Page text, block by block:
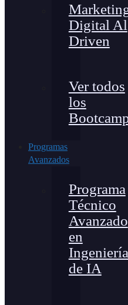
Digital Al
Driven
Ver todos
los
Programas
Avanzados
Programa
Técnico
Avanzado
en
Ingeniería
de IA